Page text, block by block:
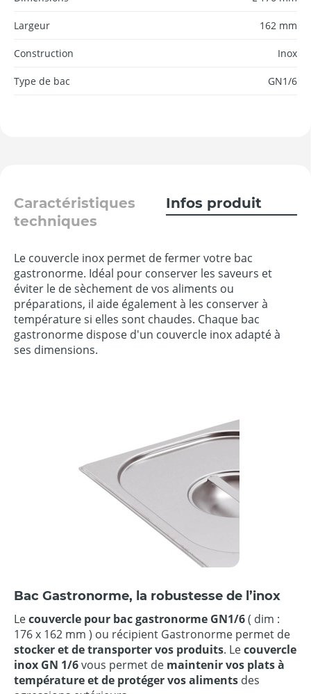
Largeur 162 mm
Construction Inox
Type de bac GN1/6
Caractéristiques
techniques
Infos produit
Le couvercle inox permet de fermer votre bac
gastronorme. Idéal pour conserver les saveurs et
éviter le de sèchement de vos aliments ou
préparations, il aide également à les conserver à
température si elles sont chaudes. Chaque bac
gastronorme dispose d'un couvercle inox adapté à
ses dimensions.
Bac Gastronorme, la robustesse de l’inox
Lecouvercle pour bac gastronorme GN1/6( dim :
176 x 162 mm ) ou récipient Gastronorme permet de
stocker et de transporter vos produits. Lecouvercle
inox GN 1/6vous permet de maintenir vos plats à
température et de protéger vos aliments des